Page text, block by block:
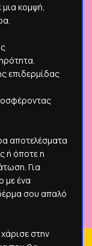
μια κομψή,
επιδερμίδας
αποτελέσματα
ή όποτε η
Για
με ένα
σου απαλό
στην